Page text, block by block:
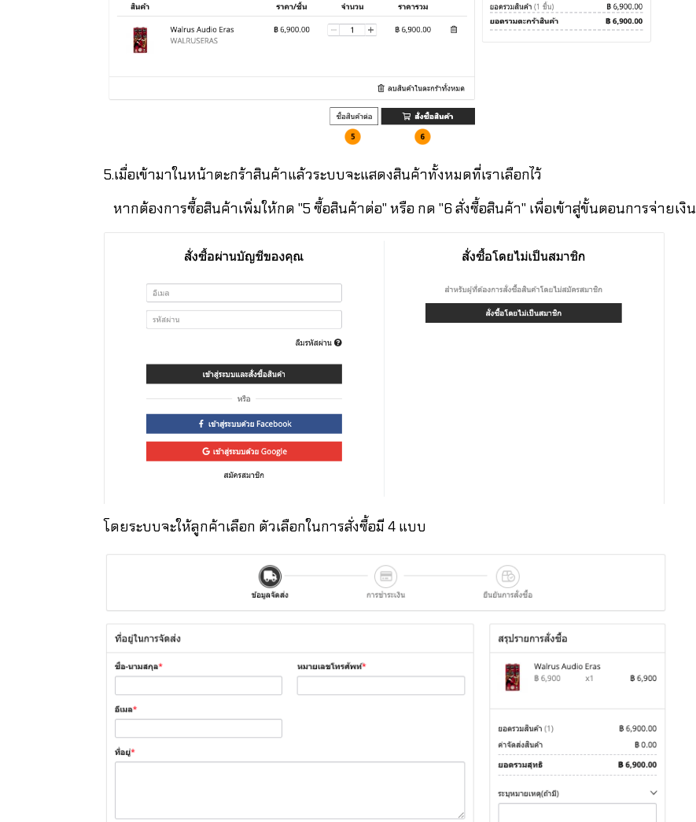
5.เมื่อเข้ามาในหน้าตะกร้าสินค้าแล้วระบบจะแสดงสินค้าทั้งหมดที่เราเลือกไว้
หากต้องการซื้อสินค้าเพิ่มให้กด "5 ซื้อสินค้าต่อ" หรือ กด "6 สั่งซื้อสินค้า" เพื่อเข้าสู่ขั้นตอนการจ่ายเงิน
โดยระบบจะให้ลูกค้าเลือก ตัวเลือกในการสั่งซื้อมี 4 แบบ